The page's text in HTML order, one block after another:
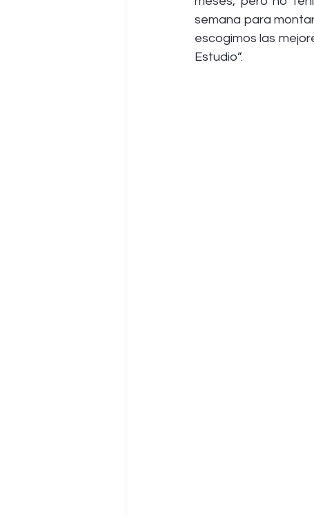
semana para
escogimos las
Estudio”.